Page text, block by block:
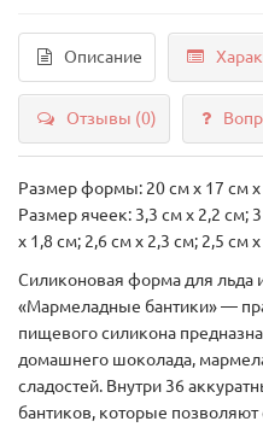
Описание
Отзывы (0)
Размер формы: 20 см х 17 см х
Размер ячеек: 3,3 см х 2,2 см;
х 1,8 см; 2,6 см х 2,3 см; 2,5 см
Силиконовая форма для льда
«Мармеладные бантики» —
пищевого силикона
домашнего шоколада,
сладостей. Внутри 36
бантиков, которые